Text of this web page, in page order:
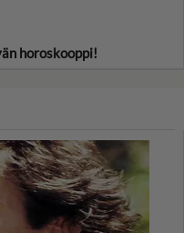
horoskooppi!